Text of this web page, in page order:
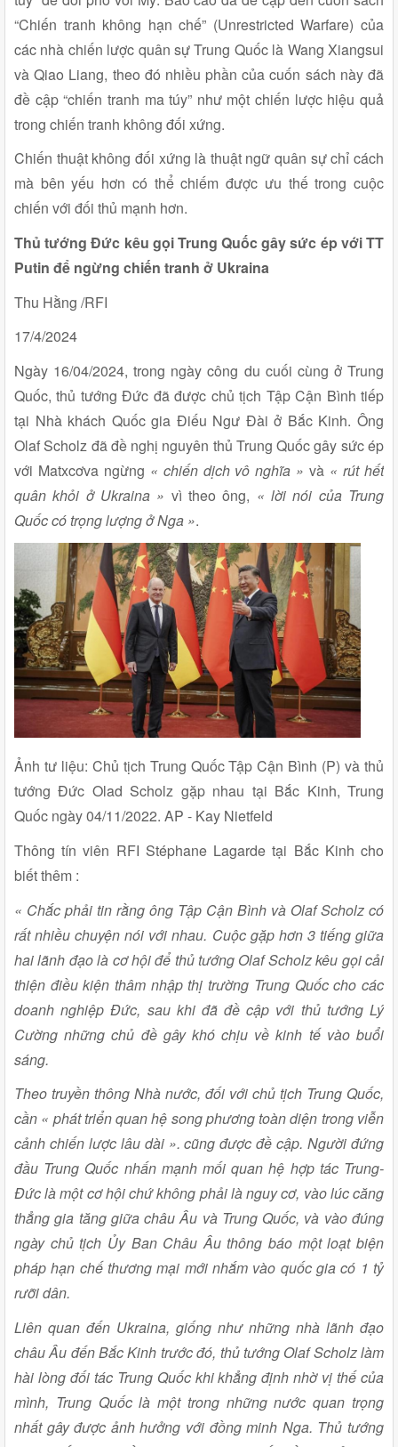
“Chiến tranh không hạn chế” (Unrestricted Warfare) của
các nhà chiến lược quân sự Trung Quốc là Wang Xiangsui
và Qiao Liang, theo đó nhiều phần của cuốn sách này đã
đề cập “chiến tranh ma túy” như một chiến lược hiệu quả
trong chiến tranh không đối xứng.
Chiến thuật không đối xứng là thuật ngữ quân sự chỉ cách
mà bên yếu hơn có thể chiếm được ưu thế trong cuộc
chiến với đối thủ mạnh hơn.
Thủ tướng Đức kêu gọi Trung Quốc gây sức ép với TT
Putin để ngừng chiến tranh ở Ukraina
Thu Hằng /RFI
17/4/2024
Ngày 16/04/2024, trong ngày công du cuối cùng ở Trung
Quốc, thủ tướng Đức đã được chủ tịch Tập Cận Bình tiếp
tại Nhà khách Quốc gia Điếu Ngư Đài ở Bắc Kinh. Ông
Olaf Scholz đã đề nghị nguyên thủ Trung Quốc gây sức ép
với Matxcơva ngừng « chiến dịch vô nghĩa » và « rút hết
quân khỏi ở Ukraina » vì theo ông, « lời nói của Trung
Quốc có trọng lượng ở Nga ».
Ảnh tư liệu: Chủ tịch Trung Quốc Tập Cận Bình (P) và thủ
tướng Đức Olad Scholz gặp nhau tại Bắc Kinh, Trung
Quốc ngày 04/11/2022. AP - Kay Nietfeld
Thông tín viên RFI Stéphane Lagarde tại Bắc Kinh cho
biết thêm :
« Chắc phải tin rằng ông Tập Cận Bình và Olaf Scholz có
rất nhiều chuyện nói với nhau. Cuộc gặp hơn 3 tiếng giữa
hai lãnh đạo là cơ hội để thủ tướng Olaf Scholz kêu gọi cải
thiện điều kiện thâm nhập thị trường Trung Quốc cho các
doanh nghiệp Đức, sau khi đã đề cập với thủ tướng Lý
Cường những chủ đề gây khó chịu về kinh tế vào buổi
sáng.
Theo truyền thông Nhà nước, đối với chủ tịch Trung Quốc,
cần « phát triển quan hệ song phương toàn diện trong viễn
cảnh chiến lược lâu dài ». cũng được đề cập. Người đứng
đầu Trung Quốc nhấn mạnh mối quan hệ hợp tác Trung-
Đức là một cơ hội chứ không phải là nguy cơ, vào lúc căng
thẳng gia tăng giữa châu Âu và Trung Quốc, và vào đúng
ngày chủ tịch Ủy Ban Châu Âu thông báo một loạt biện
pháp hạn chế thương mại mới nhắm vào quốc gia có 1 tỷ
rưỡi dân.
Liên quan đến Ukraina, giống như những nhà lãnh đạo
châu Âu đến Bắc Kinh trước đó, thủ tướng Olaf Scholz làm
hài lòng đối tác Trung Quốc khi khẳng định nhờ vị thế của
mình, Trung Quốc là một trong những nước quan trọng
nhất gây được ảnh hưởng với đồng minh Nga. Thủ tướng